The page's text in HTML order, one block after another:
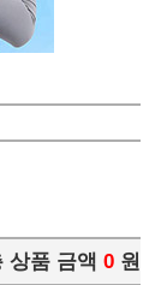
상품 금액 0 원